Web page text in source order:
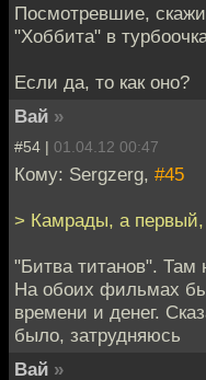
Посмотревшие,
"Хоббита" в
Если да, то как оно?
Вай »
#54 | 01.04.12 00:47
Кому: Sergzerg, #45
> Камрады, а
"Битва титанов".
На обоих фильмах
времени и денег.
было, затрудняюсь
Вай »